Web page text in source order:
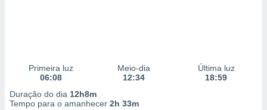
Primeira luz
06:08
Meio-dia
12:34
Última luz
18:59
Duração do dia 12h8m
Tempo para o amanhecer 2h 33m